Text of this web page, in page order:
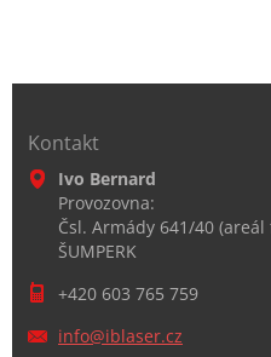
Kontakt
Ivo Bernard
Provozovna:
Čsl. Armády 641/40 (areál
ŠUMPERK
+420 603 765 759
info@iblaser.cz